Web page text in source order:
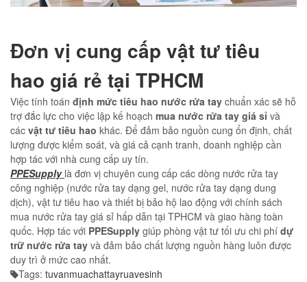
Đơn vị cung cấp vật tư tiêu
hao giá rẻ tại TPHCM
Việc tính toán định mức tiêu hao nước rửa tay chuẩn xác sẽ hỗ
trợ đắc lực cho việc lập kế hoạch mua nước rửa tay giá sỉ và
các vật tư tiêu hao khác. Để đảm bảo nguồn cung ổn định, chất
lượng được kiểm soát, và giá cả cạnh tranh, doanh nghiệp cần
hợp tác với nhà cung cấp uy tín.
PPESupply là đơn vị chuyên cung cấp các dòng nước rửa tay
công nghiệp (nước rửa tay dạng gel, nước rửa tay dạng dung
dịch), vật tư tiêu hao và thiết bị bảo hộ lao động với chính sách
mua nước rửa tay giá sỉ hấp dẫn tại TPHCM và giao hàng toàn
quốc. Hợp tác với PPESupply giúp phòng vật tư tối ưu chi phí dự
trữ nước rửa tay và đảm bảo chất lượng nguồn hàng luôn được
duy trì ở mức cao nhất.
Tags: tuvanmuachattayruavesinh